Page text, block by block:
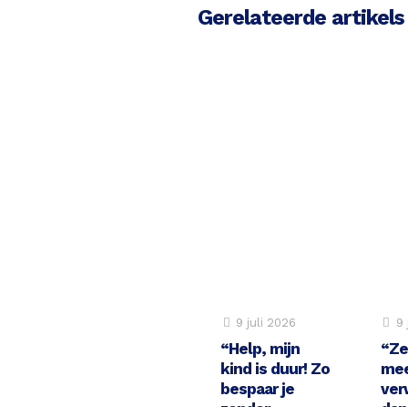
Gerelateerde artikels
9 juli 2026
“Help, mijn
kind is duur! Zo
bespaar je
9